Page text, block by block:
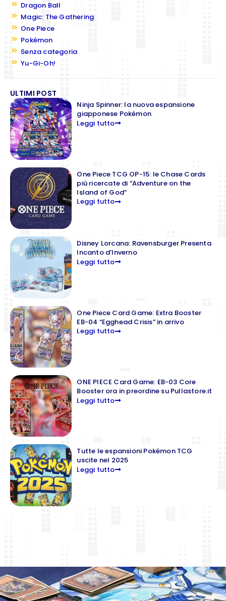
Dragon Ball
Magic: The Gathering
One Piece
Pokémon
Senza categoria
Yu-Gi-Oh!
ULTIMI POST
Ninja Spinner: la nuova espansione
giapponese Pokémon
Leggi tutto
One Piece TCG OP-15: le Chase Cards
più ricercate di “Adventure on the
Island of God”
Leggi tutto
Disney Lorcana: Ravensburger Presenta
Incanto d’Inverno
Leggi tutto
One Piece Card Game: Extra Booster
EB-04 “Egghead Crisis” in arrivo
Leggi tutto
ONE PIECE Card Game: EB-03 Core
Booster ora in preordine su Pullastore.it
Leggi tutto
Tutte le espansioni Pokémon TCG
uscite nel 2025
Leggi tutto